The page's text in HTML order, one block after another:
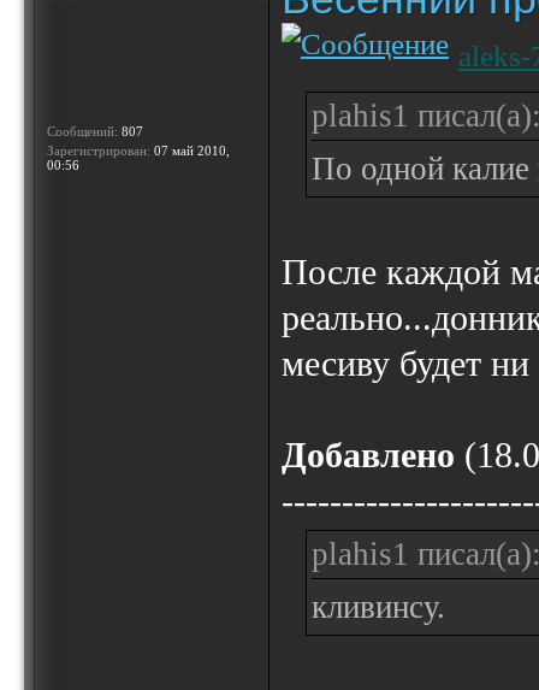
Сообщений: 807
Зарегистрирован: 07 май 2010,
00:56
aleks-
plahis1
По одной калие
После каждой
месиву будет
Добавлено
plahis1
кливинсу.